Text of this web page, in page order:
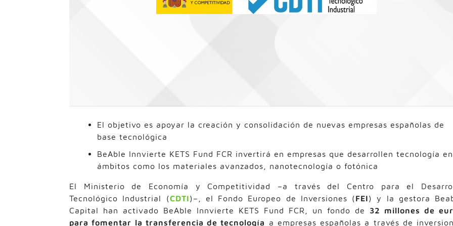
El objetivo es apoyar la creación y consolidación de nuevas empresas españolas de
base tecnológica
BeAble Innvierte KETS Fund FCR invertirá en empresas que desarrollen tecnología en
ámbitos como los materiales avanzados, nanotecnología o fotónica
El Ministerio de Economía y Competitividad –a través del Centro para el
Tecnológico Industrial (CDTI)–, el Fondo Europeo de Inversiones (FEI) y la gestora
Capital han activado BeAble Innvierte KETS Fund FCR, un fondo de 32 millones de
para fomentar la transferencia de tecnología
a empresas españolas a través de